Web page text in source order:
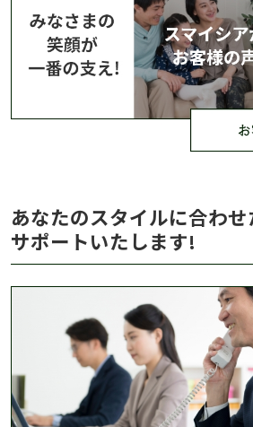
あなたのスタイルに合わ
サポートいたします!